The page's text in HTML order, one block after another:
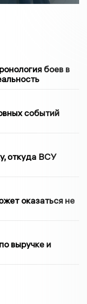
боев в
событий
откуда ВСУ
оказаться не
выручке и